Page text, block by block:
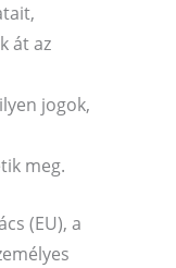
át az
jogok,
meg.
(EU), a